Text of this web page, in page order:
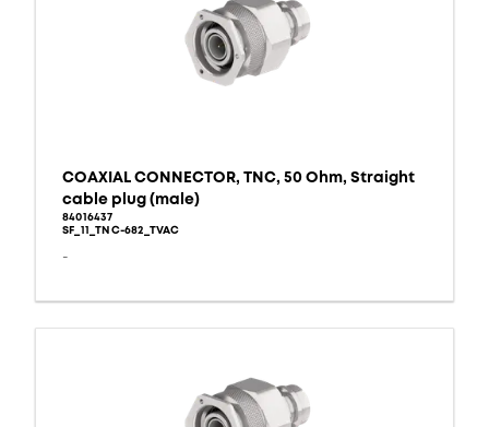
COAXIAL CONNECTOR, TNC, 50 Ohm, Straight
cable plug (male)
84016437
SF_11_TNC-682_TVAC
-